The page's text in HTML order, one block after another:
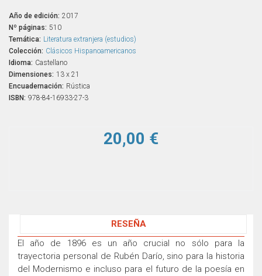
Año de edición: 2017
Nº páginas: 510
Temática: Literatura extranjera (estudios)
Colección: Clásicos Hispanoamericanos
Idioma: Castellano
Dimensiones: 13 x 21
Encuadernación: Rústica
ISBN: 978-84-16933-27-3
20,00 €
RESEÑA
El año de 1896 es un año crucial no sólo para la
trayectoria personal de Rubén Darío, sino para la historia
del Modernismo e incluso para el futuro de la poesía en